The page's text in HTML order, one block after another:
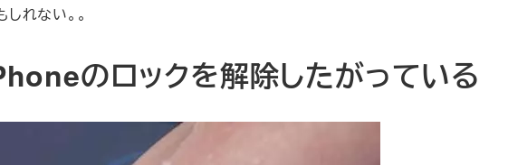
れない。。
のロックを解除したがっている